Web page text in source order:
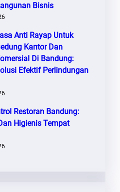
Bisnis
Anti Rayap Untuk
Kantor Dan
Di Bandung:
Efektif Perlindungan
Restoran Bandung:
Higienis Tempat